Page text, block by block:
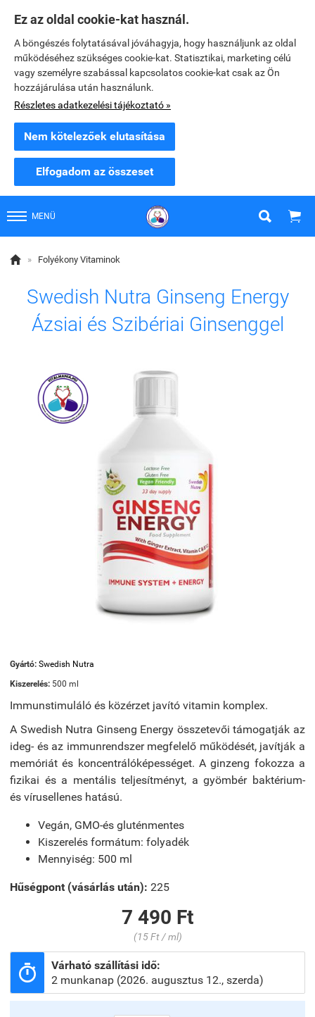
Ez az oldal cookie-kat használ.
A böngészés folytatásával jóváhagyja, hogy használjunk az oldal
működéséhez szükséges cookie-kat. Statisztikai, marketing célú
vagy személyre szabással kapcsolatos cookie-kat csak az Ön
hozzájárulása után használunk.
Részletes adatkezelési tájékoztató »
Nem kötelezőek elutasítása
Elfogadom az összeset
MENÜ  
 » Folyékony Vitaminok
Swedish Nutra Ginseng Energy
Ázsiai és Szibériai Ginsenggel
Gyártó: Swedish Nutra
Kiszerelés: 500 ml
Immunstimuláló és közérzet javító vitamin komplex.
A Swedish Nutra Ginseng Energy összetevői támogatják az
ideg- és az immunrendszer megfelelő működését, javítják a
memóriát és koncentrálóképességet. A ginzeng fokozza a
fizikai és a mentális teljesítményt, a gyömbér baktérium-
és vírusellenes hatású.
Vegán, GMO-és gluténmentes
Kiszerelés formátum: folyadék
Mennyiség: 500 ml
Hűségpont (vásárlás után): 225
7 490 Ft
(15 Ft / ml)

Várható szállítási idő:
2 munkanap (2026. augusztus 12., szerda)